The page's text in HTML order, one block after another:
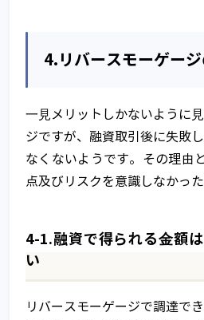
4.リバースモーゲー
⼀⾒メリットしかないように
ジですが、融資取引後に失敗
なくないようです。その理由
点及びリスクを意識しなかっ
4-1.融資で得られる⾦額
い
リバースモーゲージで調達で